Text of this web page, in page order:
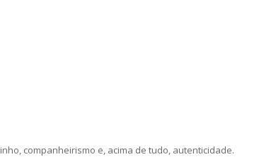
companheirismo e, acima de tudo, autenticidade.